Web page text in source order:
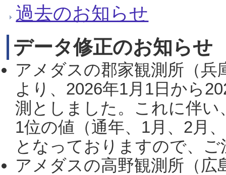
過去のお知らせ
データ修正のお知らせ
アメダスの郡家観測所（
より、2026年1月1日から
測としました。これに伴い
1位の値（通年、1月、2月
となっておりますので、
アメダスの高野観測所（